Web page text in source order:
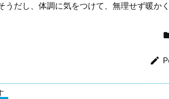
だし、体調に気をつけて、無理せず暖か
